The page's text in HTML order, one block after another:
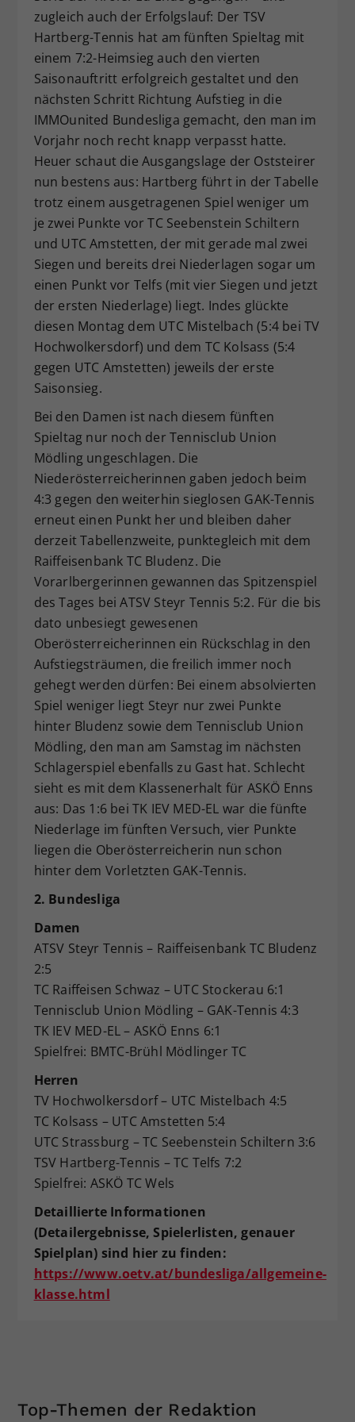
zugleich auch der Erfolgslauf: Der TSV
Hartberg-Tennis hat am fünften Spieltag mit
einem 7:2-Heimsieg auch den vierten
Saisonauftritt erfolgreich gestaltet und den
nächsten Schritt Richtung Aufstieg in die
IMMOunited Bundesliga gemacht, den man im
Vorjahr noch recht knapp verpasst hatte.
Heuer schaut die Ausgangslage der Oststeirer
nun bestens aus: Hartberg führt in der Tabelle
trotz einem ausgetragenen Spiel weniger um
je zwei Punkte vor TC Seebenstein Schiltern
und UTC Amstetten, der mit gerade mal zwei
Siegen und bereits drei Niederlagen sogar um
einen Punkt vor Telfs (mit vier Siegen und jetzt
der ersten Niederlage) liegt. Indes glückte
diesen Montag dem UTC Mistelbach (5:4 bei TV
Hochwolkersdorf) und dem TC Kolsass (5:4
gegen UTC Amstetten) jeweils der erste
Saisonsieg.
Bei den Damen ist nach diesem fünften
Spieltag nur noch der Tennisclub Union
Mödling ungeschlagen. Die
Niederösterreicherinnen gaben jedoch beim
4:3 gegen den weiterhin sieglosen GAK-Tennis
erneut einen Punkt her und bleiben daher
derzeit Tabellenzweite, punktegleich mit dem
Raiffeisenbank TC Bludenz. Die
Vorarlbergerinnen gewannen das Spitzenspiel
des Tages bei ATSV Steyr Tennis 5:2. Für die bis
dato unbesiegt gewesenen
Oberösterreicherinnen ein Rückschlag in den
Aufstiegsträumen, die freilich immer noch
gehegt werden dürfen: Bei einem absolvierten
Spiel weniger liegt Steyr nur zwei Punkte
hinter Bludenz sowie dem Tennisclub Union
Mödling, den man am Samstag im nächsten
Schlagerspiel ebenfalls zu Gast hat. Schlecht
sieht es mit dem Klassenerhalt für ASKÖ Enns
aus: Das 1:6 bei TK IEV MED-EL war die fünfte
Niederlage im fünften Versuch, vier Punkte
liegen die Oberösterreicherin nun schon
hinter dem Vorletzten GAK-Tennis.
2. Bundesliga
Damen
ATSV Steyr Tennis – Raiffeisenbank TC Bludenz
2:5
TC Raiffeisen Schwaz – UTC Stockerau 6:1
Tennisclub Union Mödling – GAK-Tennis 4:3
TK IEV MED-EL – ASKÖ Enns 6:1
Spielfrei: BMTC-Brühl Mödlinger TC
Herren
TV Hochwolkersdorf – UTC Mistelbach 4:5
TC Kolsass – UTC Amstetten 5:4
UTC Strassburg – TC Seebenstein Schiltern 3:6
TSV Hartberg-Tennis – TC Telfs 7:2
Spielfrei: ASKÖ TC Wels
Detaillierte Informationen
(Detailergebnisse, Spielerlisten, genauer
Spielplan) sind hier zu finden:
https://www.oetv.at/bundesliga/allgemeine-
klasse.html
Top-Themen der Redaktion
Zweck
Dieser Wert speichert Ihre Consent-
Einstellungen. Unter anderem eine
zufällig generierte ID, für die
historische Speicherung Ihrer
vorgenommen Einstellungen, falls der
Webseiten-Betreiber dies eingestellt
hat.